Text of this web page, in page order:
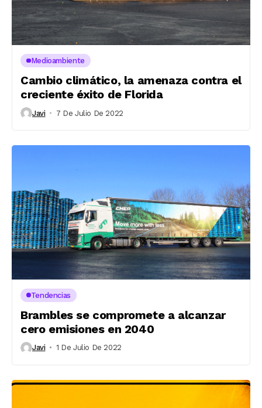
Medioambiente
Cambio climático, la amenaza contra el
creciente éxito de Florida
Javi 7 De Julio De 2022
Tendencias
Brambles se compromete a alcanzar
cero emisiones en 2040
Javi 1 De Julio De 2022